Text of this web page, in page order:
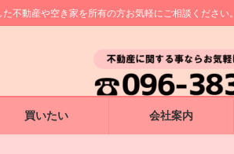
不動産や空き家を所有の方お気軽にご相談ください。
買いたい 会社案内